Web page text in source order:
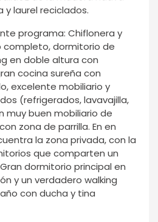
laurel reciclados.
programa: Chiflonera y
completo, dormitorio de
en doble altura con
cocina sureña con
excelente mobiliario y
(refrigerados, lavavajilla,
muy buen mobiliario de
zona de parrilla. En en
la zona privada, con la
que comparten un
dormitorio principal en
y un verdadero walking
con ducha y tina